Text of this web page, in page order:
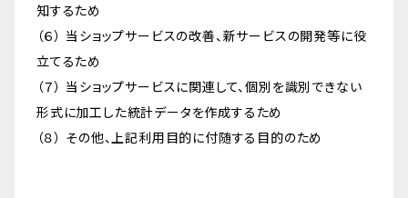
知するため
（６） 当ショップサービスの改善、新サービスの開発等に役
立てるため
（７） 当ショップサービスに関連して、個別を識別できない
形式に加工した統計データを作成するため
（８） その他、上記利用目的に付随する目的のため